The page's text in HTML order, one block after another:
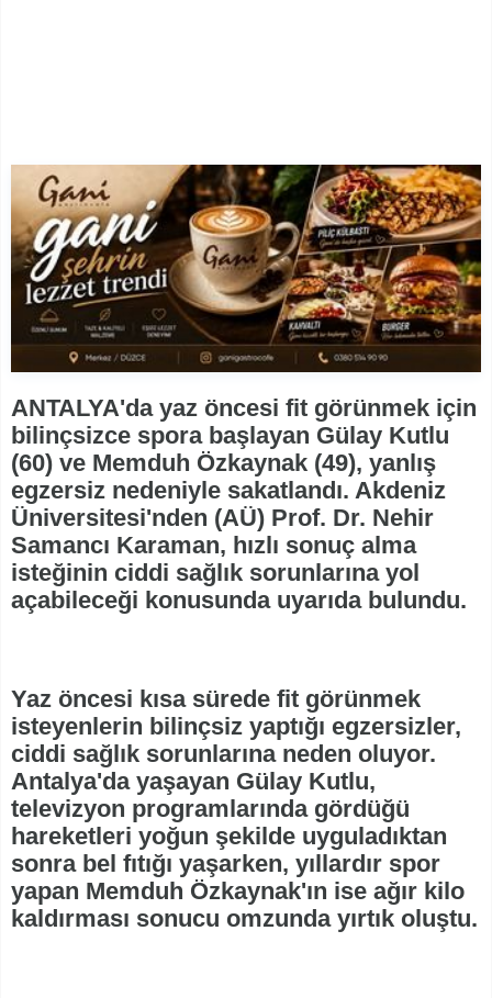
ANTALYA'da yaz öncesi fit görünmek için
bilinçsizce spora başlayan Gülay Kutlu
(60) ve Memduh Özkaynak (49), yanlış
egzersiz nedeniyle sakatlandı. Akdeniz
Üniversitesi'nden (AÜ) Prof. Dr. Nehir
Samancı Karaman, hızlı sonuç alma
isteğinin ciddi sağlık sorunlarına yol
açabileceği konusunda uyarıda bulundu.
Yaz öncesi kısa sürede fit görünmek
isteyenlerin bilinçsiz yaptığı egzersizler,
ciddi sağlık sorunlarına neden oluyor.
Antalya'da yaşayan Gülay Kutlu,
televizyon programlarında gördüğü
hareketleri yoğun şekilde uyguladıktan
sonra bel fıtığı yaşarken, yıllardır spor
yapan Memduh Özkaynak'ın ise ağır kilo
kaldırması sonucu omzunda yırtık oluştu.